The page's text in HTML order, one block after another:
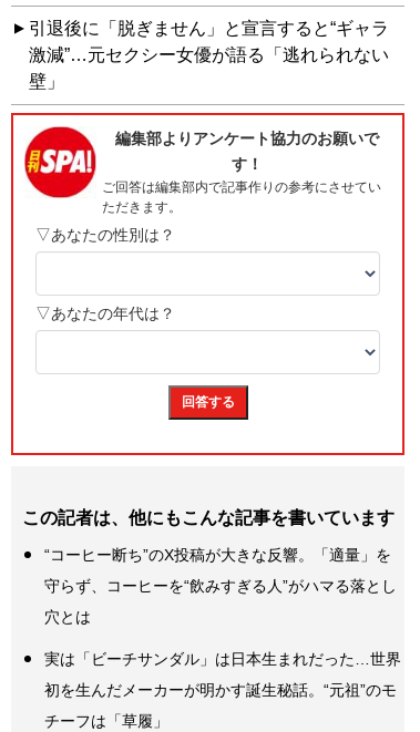
引退後に「脱ぎません」と宣言すると“ギャラ
激減”…元セクシー女優が語る「逃れられない
壁」
この記者は、他にもこんな記事を書いています
“コーヒー断ち”のX投稿が大きな反響。「適量」を
守らず、コーヒーを“飲みすぎる人”がハマる落とし
穴とは
実は「ビーチサンダル」は日本生まれだった…世界
初を生んだメーカーが明かす誕生秘話。“元祖”のモ
チーフは「草履」